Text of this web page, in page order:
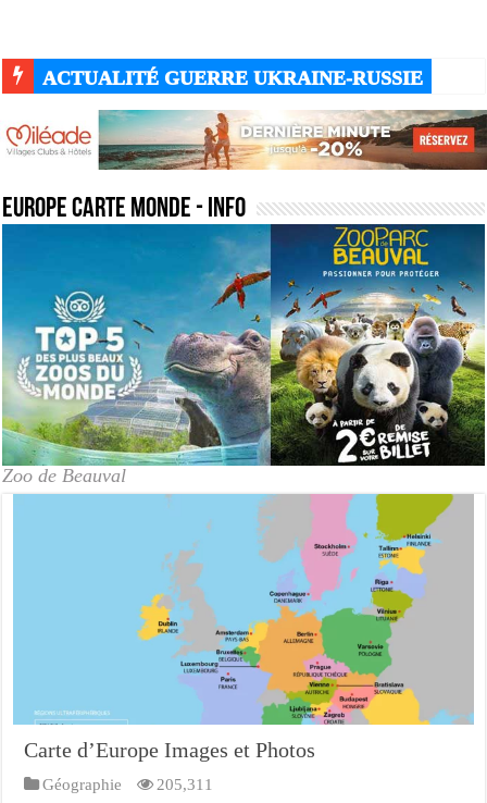
ACTUALITÉ GUERRE UKRAINE-RUSSIE
europe carte monde - Info
Zoo de Beauval
Carte d’Europe Images et Photos
Géographie 205,311